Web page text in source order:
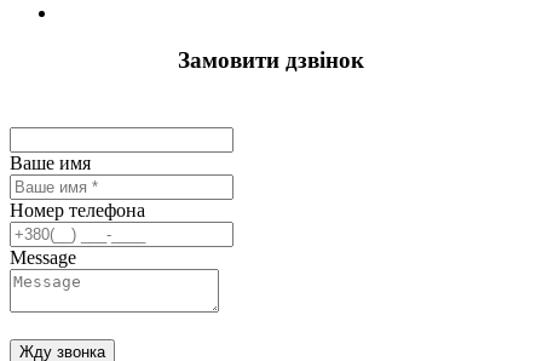
Замовити дзвінок
Ваше имя
Номер телефона
Message
Жду звонка